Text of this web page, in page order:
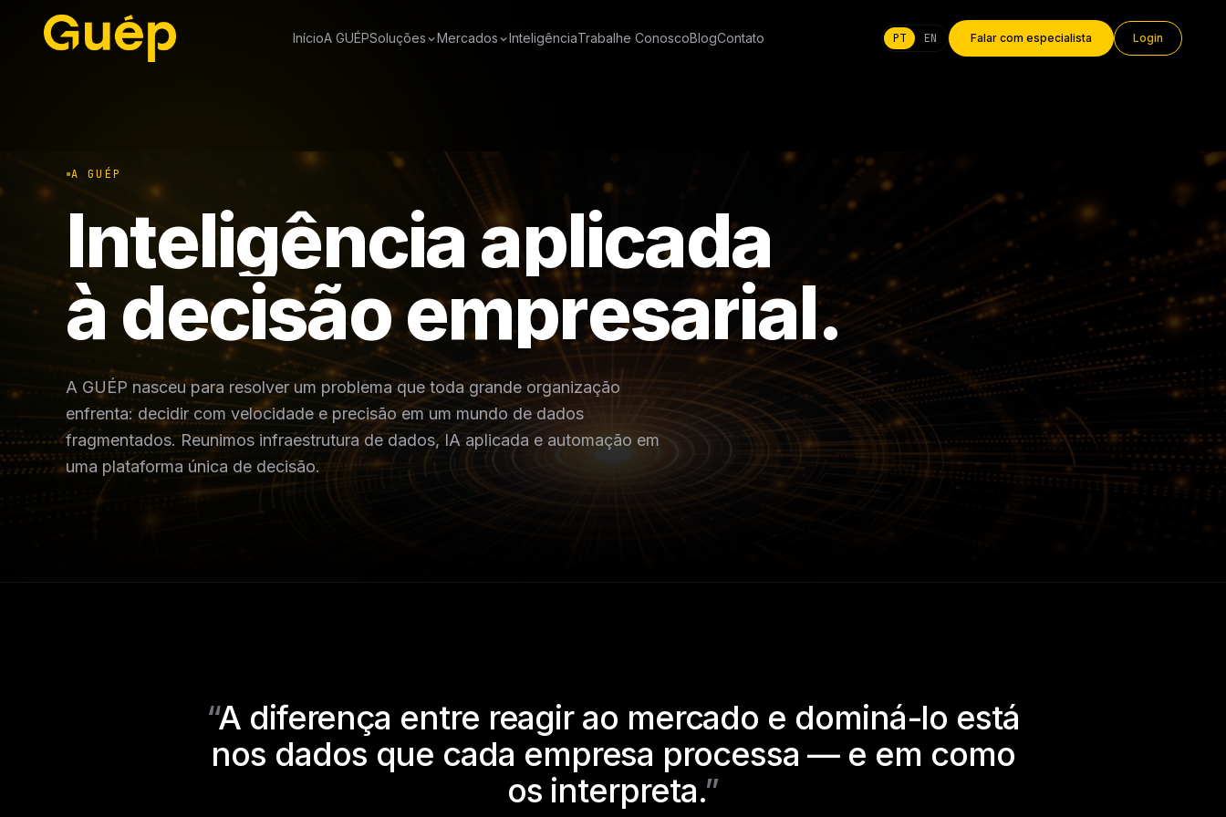
InícioA GUÉPSoluções Mercados InteligênciaTrabalhe ConoscoBlogContato PT EN Falar com especialista Login
A GUÉP
Inteligênciaaplicada
à decisãoempresarial.
A GUÉP nasceu para resolver um problema que toda grande organização
enfrenta: decidir com velocidade e precisão em um mundo de dados
fragmentados. Reunimos infraestrutura de dados, IA aplicada e automação em
uma plataforma única de decisão.
“A diferença entre reagir ao mercado e dominá-lo está
nos dados que cada empresa processa — e em como
os interpreta.”